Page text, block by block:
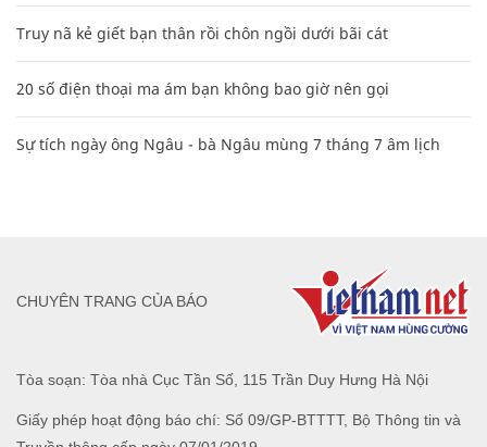
Truy nã kẻ giết bạn thân rồi chôn ngồi dưới bãi cát
20 số điện thoại ma ám bạn không bao giờ nên gọi
Sự tích ngày ông Ngâu - bà Ngâu mùng 7 tháng 7 âm lịch
Tòa soạn: Tòa nhà Cục Tần Số, 115 Trần Duy Hưng Hà Nội
Giấy phép hoạt động báo chí: Số 09/GP-BTTTT, Bộ Thông tin và
CHUYÊN TRANG CỦA BÁO